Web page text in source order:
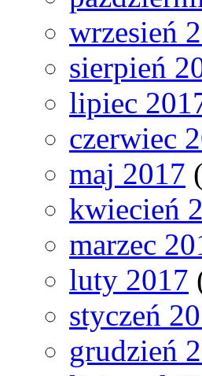
wrzesień
sierpień
lipiec
czerwiec
maj 2017
kwiecień
marzec
luty 2017
styczeń
grudzień